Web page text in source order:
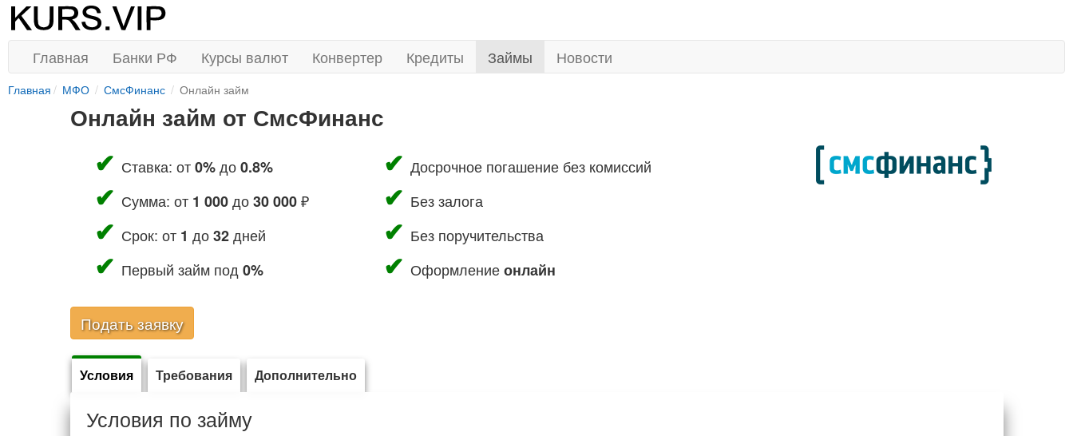
Главная Банки РФ Курсы валют Конвертер Кредиты Займы Новости
Главная МФО СмсФинанс Онлайн займ
Онлайн займ от СмсФинанс
Ставка: от0%до0.8%
Сумма: от 1 000до30 000₽
Срок: от 1 до32дней
Первый займ под 0%
Досрочное погашение без комиссий
Без залога
Без поручительства
Оформлениеонлайн
Подать заявку
Условия Требования Дополнительно
Условия по займу